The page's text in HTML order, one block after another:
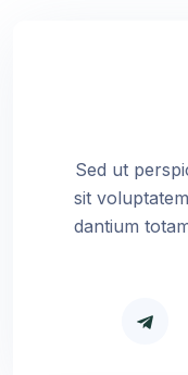
Sed ut
sit
dantium